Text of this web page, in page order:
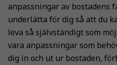
anpassningar av bostadens
underlätta för dig så att du
leva så självständigt som
vara anpassningar som
dig in och ut ur bostaden,